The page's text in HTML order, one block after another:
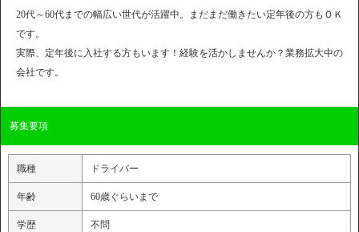
20代～60代までの幅広い世代が活躍中。まだまだ働きたい定年後の方もＯＫ
です。
実際、定年後に入社する方もいます！経験を活かしませんか？業務拡大中の
会社です。
募集要項
職種 ドライバー
年齢 60歳ぐらいまで
学歴 不問